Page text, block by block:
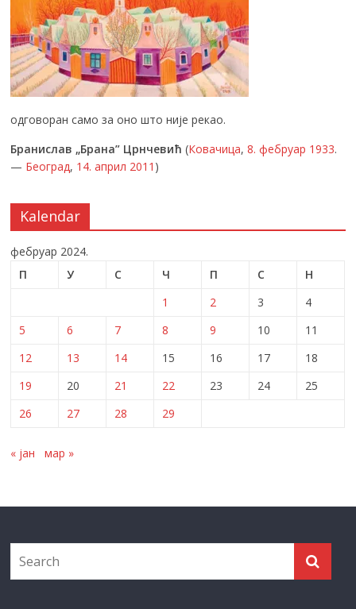
одговоран само за оно што није рекао.
Бранислав „Брана” Црнчевић (Ковачица,8. фебруар 1933.
— Београд, 14. април 2011 )
Kalendar
фебруар 2024.
П
У С Ч П С
Н
1
2 3
4
5
6 7 8 9 10
11
12
13 14 15 16 17
18
19
20 21 22 23 24
25
26
27 28 29
« јан мар »